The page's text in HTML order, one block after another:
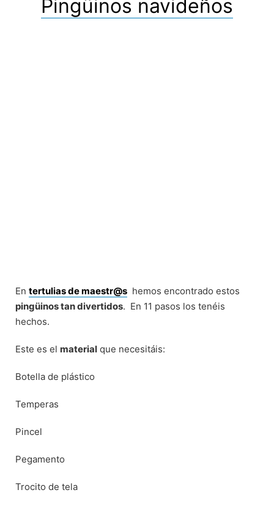
Pingüinos navideños
En tertulias de maestr@s hemos encontrado estos
pingüinos tan divertidos. En 11 pasos los tenéis
hechos.
Este es el material que necesitáis:
Botella de plástico
Temperas
Pincel
Pegamento
Trocito de tela